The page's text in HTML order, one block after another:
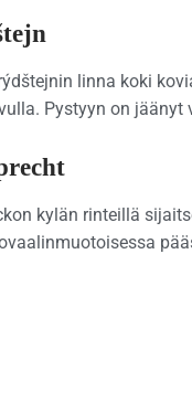
linna koki
Pystyyn on
kylän rinteillä